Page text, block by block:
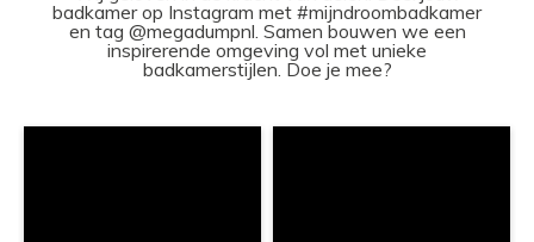
badkamer op Instagram met #mijndroombadkamer
en tag @megadumpnl. Samen bouwen we een
inspirerende omgeving vol met unieke
badkamerstijlen. Doe je mee?